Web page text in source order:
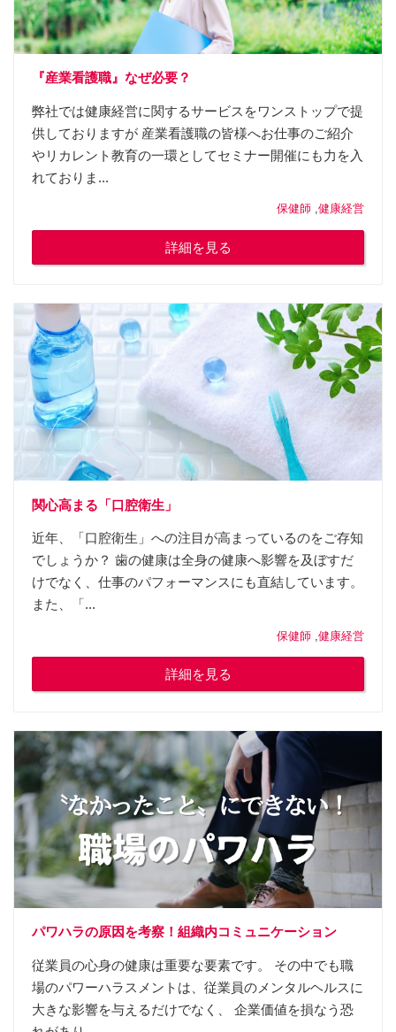
『産業看護職』なぜ必要？
弊社では健康経営に関するサービスをワンストップで提
供しておりますが 産業看護職の皆様へお仕事のご紹介
やリカレント教育の一環としてセミナー開催にも力を入
れておりま...
保健師 ,健康経営
詳細を見る
関心高まる「口腔衛生」
近年、「口腔衛生」への注目が高まっているのをご存知
でしょうか？ 歯の健康は全身の健康へ影響を及ぼすだ
けでなく、仕事のパフォーマンスにも直結しています。
また、「...
保健師 健康経営
詳細を見る
パワハラの原因を考察！組織内コミュニケーション
従業員の心身の健康は重要な要素です。 その中でも職
場のパワーハラスメントは、従業員のメンタルヘルスに
大きな影響を与えるだけでなく、 企業価値を損なう恐